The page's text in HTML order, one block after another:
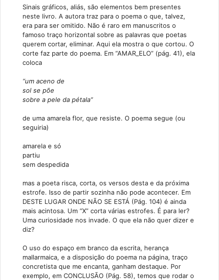
Sinais gráficos, aliás, são elementos bem presentes
neste livro. A autora traz para o poema o que, talvez,
era para ser omitido. Não é raro em manuscritos o
famoso traço horizontal sobre as palavras que poetas
querem cortar, eliminar. Aqui ela mostra o que cortou. O
corte faz parte do poema. Em “AMAR_ELO” (pág. 41), ela
coloca
“um aceno de
sol se põe
sobre a pele da pétala”
de uma amarela flor, que resiste. O poema segue (ou
seguiria)
amarela e só
partiu
sem despedida
mas a poeta risca, corta, os versos desta e da próxima
estrofe. Isso de partir sozinha não pode acontecer. Em
DESTE LUGAR ONDE NÃO SE ESTÁ (Pág. 104) é ainda
mais acintosa. Um “X” corta várias estrofes. É para ler?
Uma curiosidade nos invade. O que ela não quer dizer e
diz?
O uso do espaço em branco da escrita, herança
mallarmaica, e a disposição do poema na página, traço
concretista que me encanta, ganham destaque. Por
exemplo, em CONCLUSÃO (Pág. 58), temos que rodar o